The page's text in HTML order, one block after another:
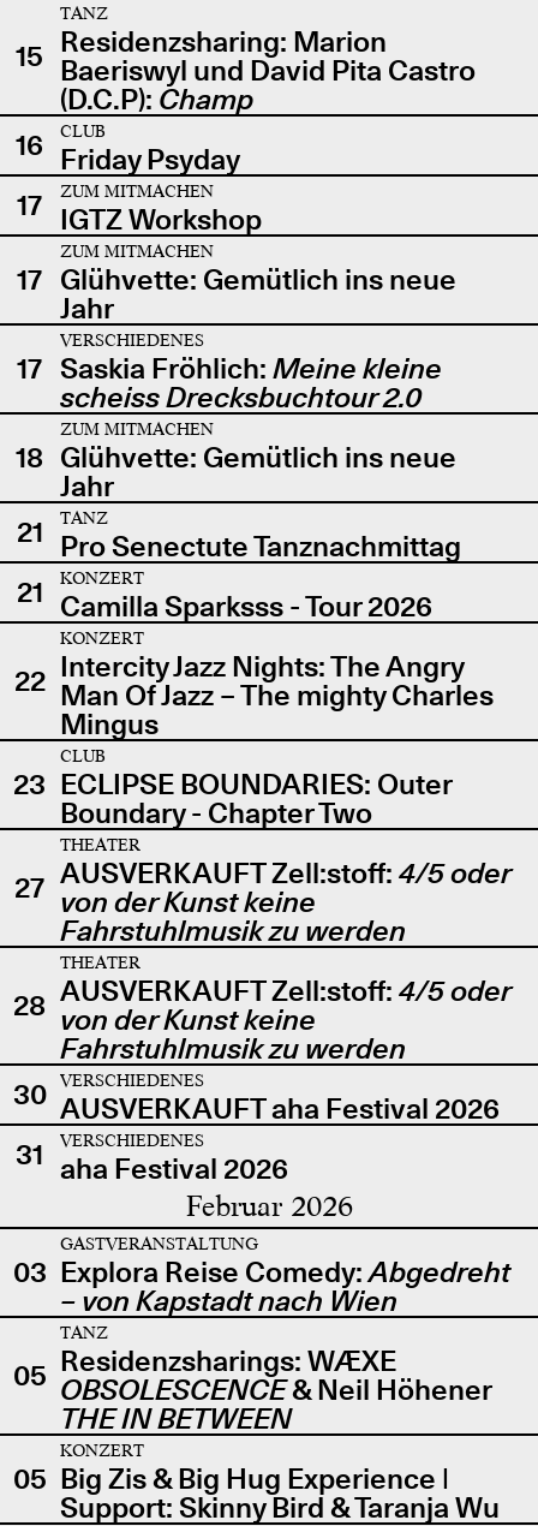
15
TANZ
Residenzsharing: Marion
Baeriswyl und David Pita Castro
(D.C.P): Champ
16
CLUB
Friday Psyday
17
ZUM MITMACHEN
IGTZ Workshop
17
ZUM MITMACHEN
Glühvette: Gemütlich ins neue
Jahr
17
VERSCHIEDENES
Saskia Fröhlich: Meine kleine
scheiss Drecksbuchtour 2.0
18
ZUM MITMACHEN
Glühvette: Gemütlich ins neue
Jahr
21
TANZ
Pro Senectute Tanznachmittag
21
KONZERT
Camilla Sparksss - Tour 2026
22
KONZERT
Intercity Jazz Nights: The Angry
Man Of Jazz – The mighty Charles
Mingus
23
CLUB
ECLIPSE BOUNDARIES: Outer
Boundary - Chapter Two
27
THEATER
AUSVERKAUFT Zell:stoff: 4/5 oder
von der Kunst keine
Fahrstuhlmusik zu werden
28
THEATER
AUSVERKAUFT Zell:stoff: 4/5 oder
von der Kunst keine
Fahrstuhlmusik zu werden
30
VERSCHIEDENES
AUSVERKAUFT aha Festival 2026
31
VERSCHIEDENES
aha Festival 2026
Februar 2026
03
GASTVERANSTALTUNG
Explora Reise Comedy:Abgedreht
– von Kapstadt nach Wien
05
TANZ
Residenzsharings: WÆXE
OBSOLESCENCE& Neil Höhener
THE IN BETWEEN
05
KONZERT
Big Zis & Big Hug Experience |
Support: Skinny Bird & Taranja Wu